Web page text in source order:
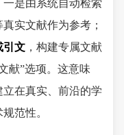
是由系统自动检索
实文献作为参考；
引文 ，构建专属文献
献”选项。这意味
在真实、前沿的学
范性。